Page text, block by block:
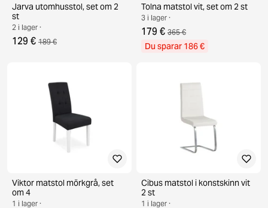
Jarva utomhusstol, set om 2
st
2 i lager ·
129 € 189 €
Tolna matstol vit, set om 2 st
3 i lager ·
179 € 365 €
Du sparar 186 €
Viktor matstol mörkgrå, set
om 4
1 i lager ·
Cibus matstol i konstskinn vit
2 st
1 i lager ·